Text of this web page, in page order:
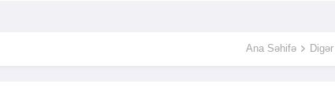
Ana Səhifə Digər